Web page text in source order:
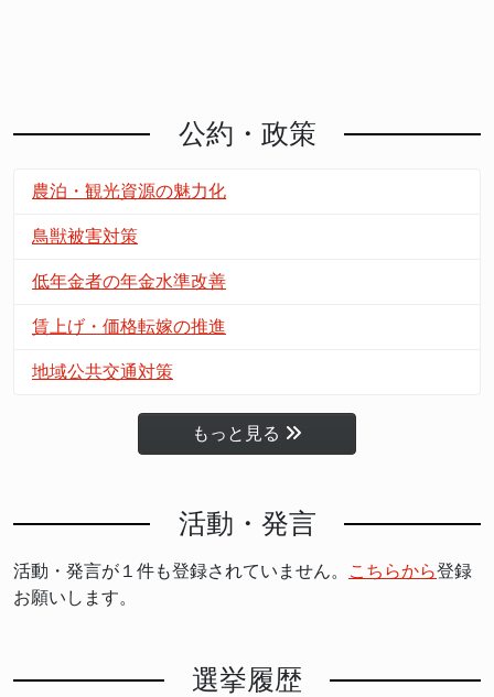
公約・政策
農泊・観光資源の魅力化
鳥獣被害対策
低年金者の年金水準改善
賃上げ・価格転嫁の推進
地域公共交通対策
もっと見る
活動・発言
活動・発言が１件も登録されていません。 こちらから登録
お願いします。
選挙履歴